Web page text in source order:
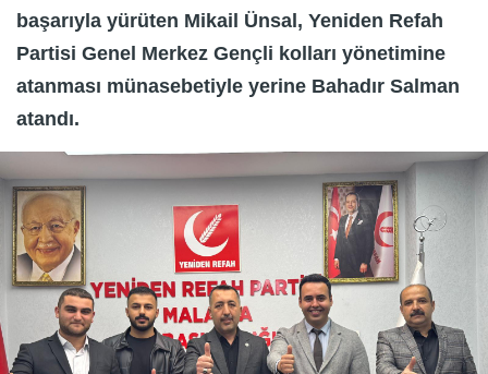
başarıyla yürüten Mikail Ünsal, Yeniden Refah
Partisi Genel Merkez Gençli kolları yönetimine
atanması münasebetiyle yerine Bahadır Salman
atandı.